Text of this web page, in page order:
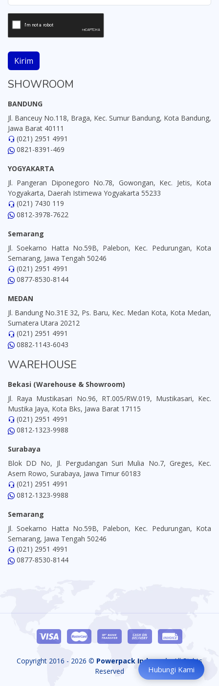
Kirim
SHOWROOM
BANDUNG
Jl. Banceuy No.118, Braga, Kec. Sumur Bandung, Kota Bandung,
Jawa Barat 40111
(021) 2951 4991
0821-8391-469
YOGYAKARTA
Jl. Pangeran Diponegoro No.78, Gowongan, Kec. Jetis, Kota
Yogyakarta, Daerah Istimewa Yogyakarta 55233
(021) 7430 119
0812-3978-7622
Semarang
Jl. Soekarno Hatta No.59B, Palebon, Kec. Pedurungan, Kota
Semarang, Jawa Tengah 50246
(021) 2951 4991
0877-8530-8144
MEDAN
Jl. Bandung No.31E 32, Ps. Baru, Kec. Medan Kota, Kota Medan,
Sumatera Utara 20212
(021) 2951 4991
0882-1143-6043
WAREHOUSE
Bekasi (Warehouse & Showroom)
Jl. Raya Mustikasari No.96, RT.005/RW.019, Mustikasari, Kec.
Mustika Jaya, Kota Bks, Jawa Barat 17115
(021) 2951 4991
0812-1323-9988
Surabaya
Blok DD No, Jl. Pergudangan Suri Mulia No.7, Greges, Kec.
Asem Rowo, Surabaya, Jawa Timur 60183
(021) 2951 4991
0812-1323-9988
Semarang
Jl. Soekarno Hatta No.59B, Palebon, Kec. Pedurungan, Kota
Semarang, Jawa Tengah 50246
(021) 2951 4991
0877-8530-8144
Copyright 2016 - 2026 © Powerpack IndonesiaAll Rights
Reserved
Hubungi Kami